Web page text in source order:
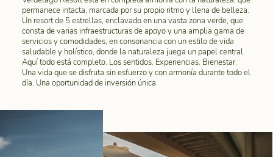
permanece intacta, marcada por su propio ritmo y llena de belleza.
Un resort de 5 estrellas, enclavado en una vasta zona verde, que
consta de varias infraestructuras de apoyo y una amplia gama de
servicios y comodidades, en consonancia con un estilo de vida
saludable y holístico, donde la naturaleza juega un papel central.
Aquí todo está completo. Los sentidos. Experiencias. Bienestar.
Una vida que se disfruta sin esfuerzo y con armonía durante todo el
día. Una oportunidad de inversión única.